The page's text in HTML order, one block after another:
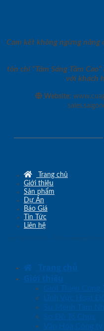
Cam kết không ngừng nâng
tôn chỉ “Tâm Sáng Tầm
với khách
Website:
Trang chủ
Giới thiệu
Sản phẩm
Dự Án
Báo Giá
Tin Tức
Liên hệ
Trang chủ
Giới thiệu
Giới Thiệu Công
Lĩnh Vực Hoạt
Sứ Mệnh Tầm
Sơ Đồ Tổ Chức
Văn Hóa Công ty